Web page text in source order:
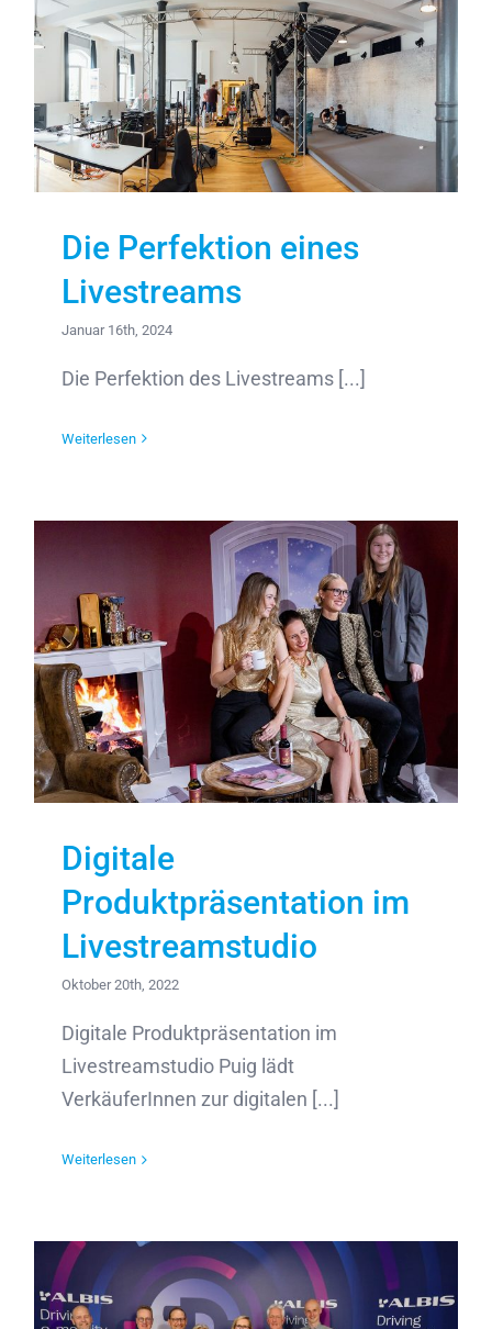
Die Perfektion eines
Livestreams
Januar 16th, 2024
Die Perfektion des Livestreams [...]
Weiterlesen
Digitale
Produktpräsentation im
Livestreamstudio
Oktober 20th, 2022
Digitale Produktpräsentation im
Livestreamstudio Puig lädt
VerkäuferInnen zur digitalen [...]
Weiterlesen